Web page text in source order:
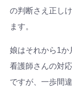
の判断さえ正し
ます。
娘はそれから1か
看護師さんの対
ですが、一歩間